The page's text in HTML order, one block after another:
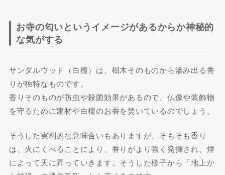
お寺の匂いというイメージがあるからか神秘的
な気がする
サンダルウッド（白檀）は、樹木そのものから滲み出る香
りが独特なものです。
香りそのものが防虫や殺菌効果があるので、仏像や装飾物
を守るために建材や白檀のお香を焚いているのでしょう。
そうした実利的な意味合いもありますが、そもそも香り
は、火にくべることにより、香りがより強く発揮され、煙
によって天に昇っていきます。そうした様子から「地上か